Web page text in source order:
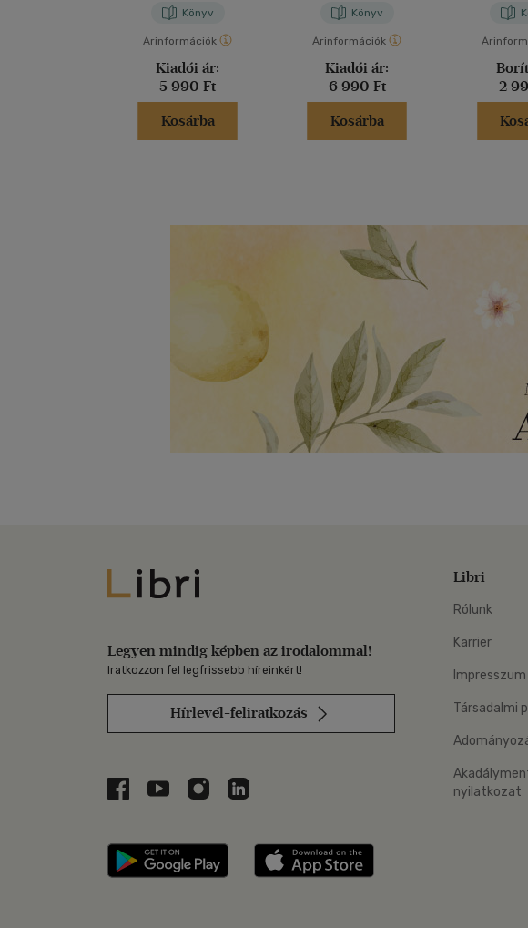
Könyv
Árinformációk
Kiadói ár:
5 990 Ft
Kosárba
Könyv
Árinformációk
Kiadói ár:
6 990 Ft
Kosárba
2
Libri
Legyen mindig képben az irodalommal!
Iratkozzon fel legfrissebb híreinkért!
Hírlevél-feliratkozás
Libri a Facebookon
Libri a Youtube-on
Libri az Instagramon
Libri a LinkedInen
Libri applikáció Szerezd meg: Google Play
Libri
Rólunk
Karrier
Impresszum
Társadalmi
nyilatkozat